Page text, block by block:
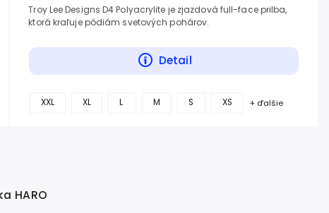
Detail
Troy Lee Designs D4 Polyacrylite je zjazdová full-face prilba,
ktorá kraľuje pódiám svetových pohárov.
XXL XL L M S XS + ďalšie
HARO